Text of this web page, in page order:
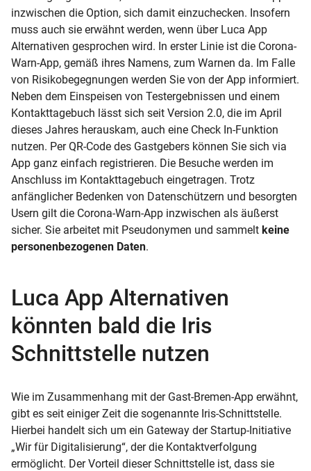
inzwischen die Option, sich damit einzuchecken. Insofern
muss auch sie erwähnt werden, wenn über Luca App
Alternativen gesprochen wird. In erster Linie ist die Corona-
Warn-App, gemäß ihres Namens, zum Warnen da. Im Falle
von Risikobegegnungen werden Sie von der App informiert.
Neben dem Einspeisen von Testergebnissen und einem
Kontakttagebuch lässt sich seit Version 2.0, die im April
dieses Jahres herauskam, auch eine Check In-Funktion
nutzen. Per QR-Code des Gastgebers können Sie sich via
App ganz einfach registrieren. Die Besuche werden im
Anschluss im Kontakttagebuch eingetragen. Trotz
anfänglicher Bedenken von Datenschützern und besorgten
Usern gilt die Corona-Warn-App inzwischen als äußerst
sicher. Sie arbeitet mit Pseudonymen und sammelt keine
personenbezogenen Daten.
Luca App Alternativen
könnten bald die Iris
Schnittstelle nutzen
Wie im Zusammenhang mit der Gast-Bremen-App erwähnt,
gibt es seit einiger Zeit die sogenannte Iris-Schnittstelle.
Hierbei handelt sich um ein Gateway der Startup-Initiative
„Wir für Digitalisierung“, der die Kontaktverfolgung
ermöglicht. Der Vorteil dieser Schnittstelle ist, dass sie